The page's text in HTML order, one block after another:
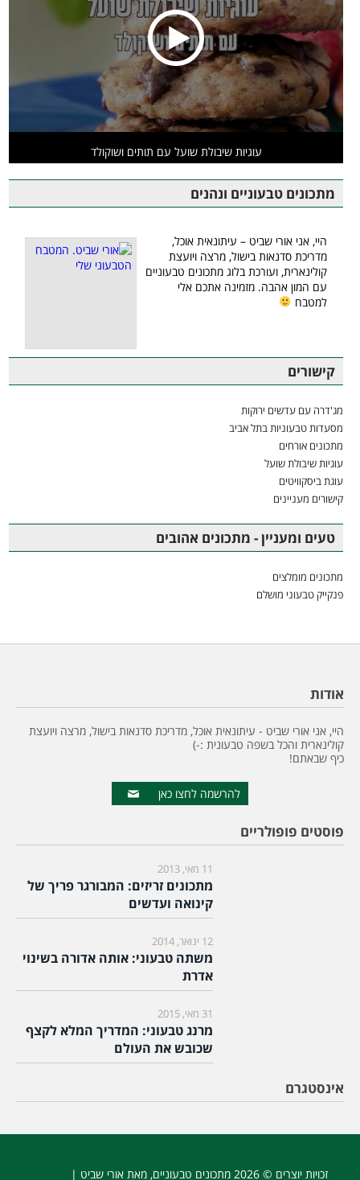
עוגיות שיבולת שועל עם תותים ושוקולד
מתכונים טבעוניים ונהנים
היי, אני אורי שביט – עיתונאית אוכל,
מדריכת סדנאות בישול, מרצה ויועצת
קולינארית, ועורכת בלוג מתכונים טבעוניים
עם המון אהבה. מזמינה אתכם אלי
למטבח
קישורים
מג'דרה עם עדשים ירוקות
מסעדות טבעוניות בתל אביב
מתכונים אורחים
עוגיות שיבולת שועל
עוגת ביסקוויטים
קישורים מעניינים
טעים ומעניין - מתכונים אהובים
מתכונים מומלצים
פנקייק טבעוני מושלם
אודות
היי, אני אורי שביט - עיתונאית אוכל, מדריכת סדנאות בישול, מרצה ויועצת
קולינארית והכל בשפה טבעונית :-)
כיף שבאתם!
להרשמה לחצו כאן
פוסטים פופולריים
11 מאי, 2013
מתכונים זריזים: המבורגר פריך של
קינואה ועדשים
12 ינואר, 2014
משתה טבעוני: אותה אדורה בשינוי
אדרת
31 מאי, 2015
מרנג טבעוני: המדריך המלא לקצף
שכובש את העולם
אינסטגרם
זכויות יוצרים © 2026 מתכונים טבעוניים, מאת אורי שביט |